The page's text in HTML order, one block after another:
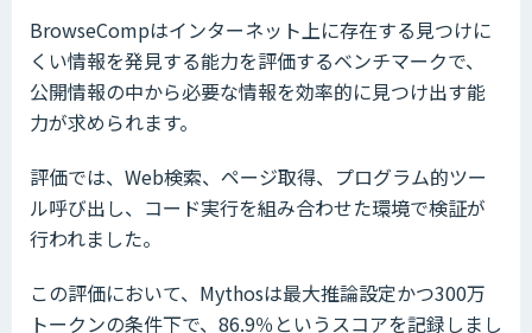
BrowseCompはインターネット上に存在する見つけに
くい情報を発見する能力を評価するベンチマークで、
公開情報の中から必要な情報を効率的に見つけ出す能
力が求められます。
評価では、Web検索、ページ取得、プログラム的ツー
ル呼び出し、コード実行を組み合わせた環境で検証が
行われました。
この評価において、Mythosは最大推論設定かつ300万
トークンの条件下で、86.9％というスコアを記録しまし